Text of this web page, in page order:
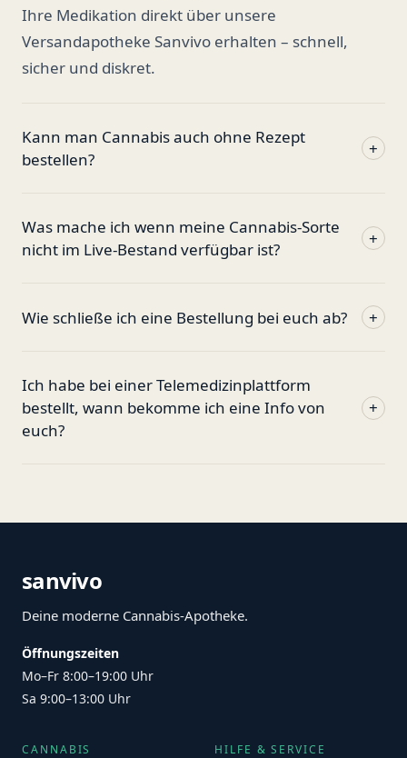
Ihre Medikation direkt über unsere
Versandapotheke Sanvivo erhalten – schnell,
sicher und diskret.
Kann man Cannabis auch ohne Rezept
bestellen?
+
Was mache ich wenn meine Cannabis-Sorte
nicht im Live-Bestand verfügbar ist?
+
Wie schließe ich eine Bestellung bei euch ab? +
Ich habe bei einer Telemedizinplattform
bestellt, wann bekomme ich eine Info von
euch?
+
sanvivo
Deine moderne Cannabis-Apotheke.
Öffnungszeiten
Mo–Fr 8:00–19:00 Uhr
Sa 9:00–13:00 Uhr
CANNABIS HILFE & SERVICE